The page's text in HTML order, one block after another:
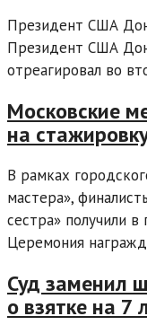
Президент США
Президент США
отреагировал во
Московские
на
В рамках
мастера»,
сестра» получили
Церемония
Суд заменил
о взятке на 7